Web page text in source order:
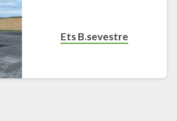
Ets B.sevestre